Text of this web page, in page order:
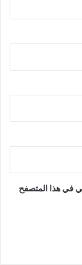
في هذا المتصفح